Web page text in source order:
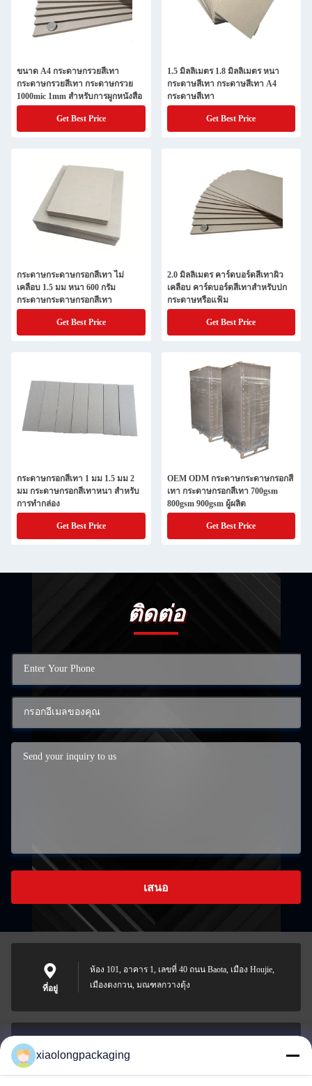
กระดาษกระดาษกระดาษกระดาษ
กระดาษกระดาษกระดาษกระดาษ
กระดาษกระดาษกระดาษกระดาษ
กระดาษกระดาษกระดาษกระดาษ
กระดาษกระดาษกระดาษกระดาษ
กระดาษกระดาษกระดาษกระดาษ
กระดาษ
ขนาด A4 กระดาษกรวยสีเทา
กระดาษกรวยสีเทา กระดาษกรวย
1000mic 1mm สําหรับการผูกหนังสือ
Get Best Price
1.5 มิลลิเมตร 1.8 มิลลิเมตร หนา
กระดาษสีเทา กระดาษสีเทา A4
กระดาษสีเทา
Get Best Price
กระดาษกระดาษกรอกสีเทา ไม่
เคลือบ 1.5 มม หนา 600 กรัม
กระดาษกระดาษกรอกสีเทา
Get Best Price
2.0 มิลลิเมตร คาร์ดบอร์ดสีเทาผิว
เคลือบ คาร์ดบอร์ดสีเทาสําหรับปก
กระดาษหรือแฟ้ม
Get Best Price
กระดาษกรอกสีเทา 1 มม 1.5 มม 2
มม กระดาษกรอกสีเทาหนา สําหรับ
การทํากล่อง
Get Best Price
OEM ODM กระดาษกระดาษกรอกสี
เทา กระดาษกรอกสีเทา 700gsm
800gsm 900gsm ผู้ผลิต
Get Best Price
ติดต่อ
เสนอ
ที่อยู่
ห้อง 101, อาคาร 1, เลขที่ 40 ถนน Baota, เมือง Houjie,
เมืองตงกวน, มณฑลกวางตุ้ง
Tina@xiaolongpackaging.com
xiaolongpackaging